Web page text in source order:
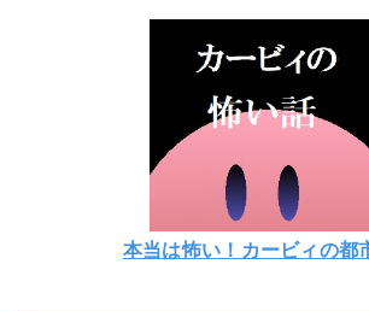
本当は怖い！カービィの都